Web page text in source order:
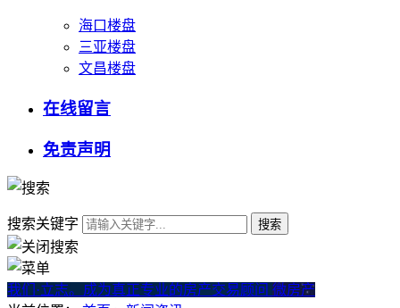
海口楼盘
三亚楼盘
文昌楼盘
在线留言
免责声明
搜索关键字
我们·立志。成为真正专业的房产交易顾问 微房产